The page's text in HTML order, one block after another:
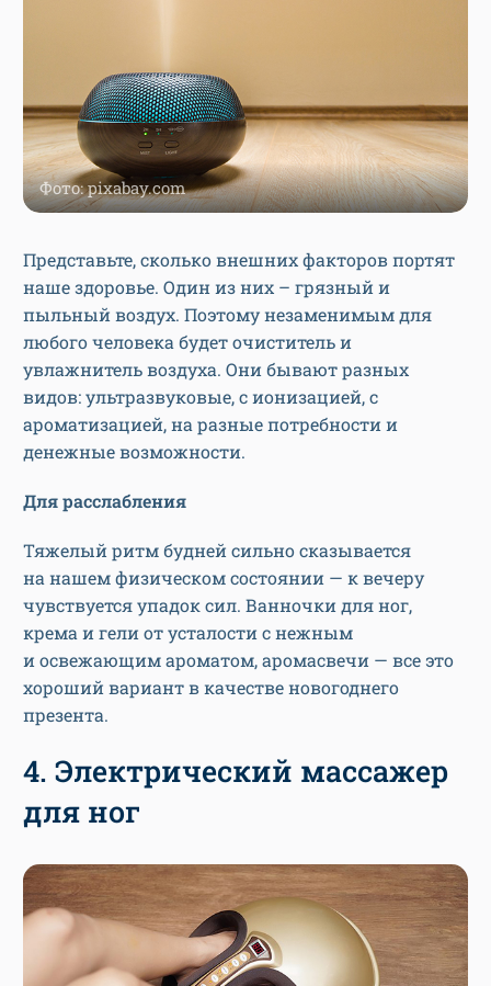
Фото: pixabay.com
Представьте, сколько внешних факторов портят
наше здоровье. Один из них – грязный и
пыльный воздух. Поэтому незаменимым для
любого человека будет очиститель и
увлажнитель воздуха. Они бывают разных
видов: ультразвуковые, с ионизацией, с
ароматизацией, на разные потребности и
денежные возможности.
Для расслабления
Тяжелый ритм будней сильно сказывается
на нашем физическом состоянии — к вечеру
чувствуется упадок сил. Ванночки для ног,
крема и гели от усталости с нежным
и освежающим ароматом, аромасвечи — все это
хороший вариант в качестве новогоднего
презента.
4. Электрический массажер
для ног